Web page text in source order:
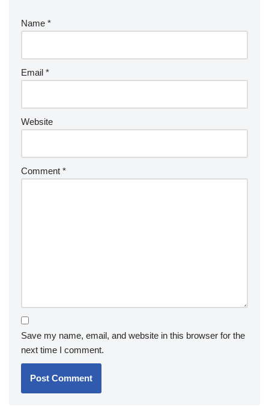
Name *
Email *
Website
Comment *
Save my name, email, and website in this browser for the
next time I comment.